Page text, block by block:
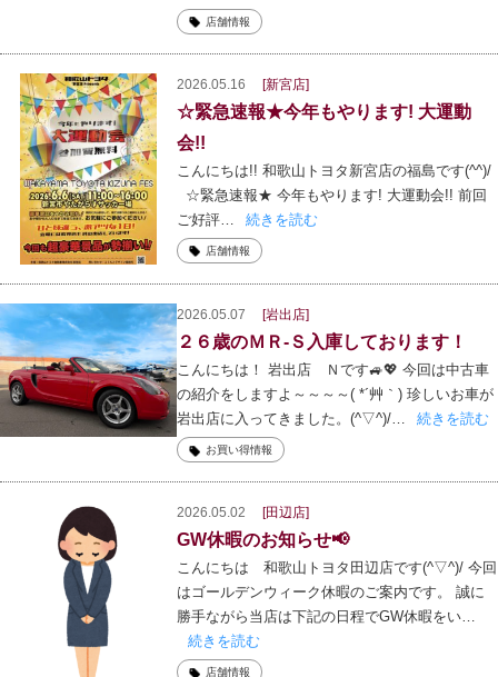
店舗情報
2026.05.16 [新宮店]
☆緊急速報★今年もやります! 大運動
会!!
こんにちは!! 和歌山トヨタ新宮店の福島です(^^)/
☆緊急速報★ 今年もやります! 大運動会!! 前回
ご好評…
続きを読む
店舗情報
2026.05.07 [岩出店]
２６歳のＭＲ-Ｓ入庫しております！
こんにちは！ 岩出店 Ｎです🚙💖 今回は中古車
の紹介をしますよ～～～～( *´艸｀) 珍しいお車が
岩出店に入ってきました。(^▽^)/…
続きを読む
お買い得情報
2026.05.02 [田辺店]
GW休暇のお知らせ📢
こんにちは 和歌山トヨタ田辺店です(^▽^)/ 今回
はゴールデンウィーク休暇のご案内です。 誠に
勝手ながら当店は下記の日程でGW休暇をい…
続きを読む
店舗情報